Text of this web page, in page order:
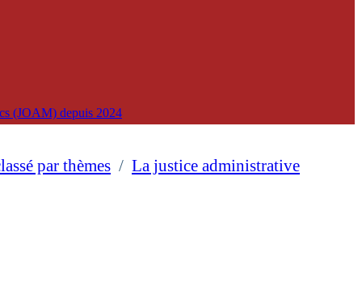
(JOAM) depuis 2024
par thèmes / La justice administrative